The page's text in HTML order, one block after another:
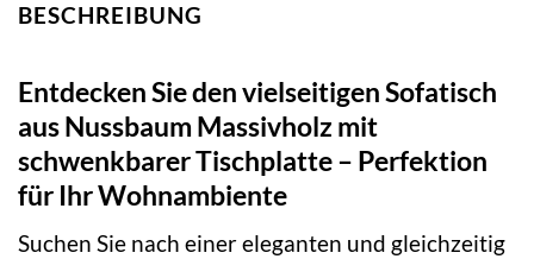
BESCHREIBUNG
Entdecken Sie den vielseitigen Sofatisch
aus Nussbaum Massivholz mit
schwenkbarer Tischplatte – Perfektion
für Ihr Wohnambiente
Suchen Sie nach einer eleganten und gleichzeitig